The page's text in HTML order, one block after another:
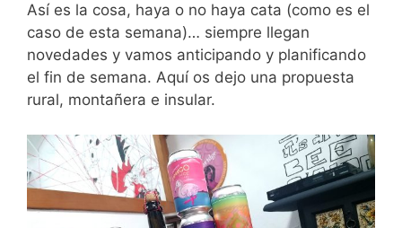
Así es la cosa, haya o no haya cata (como es el
caso de esta semana)… siempre llegan
novedades y vamos anticipando y planificando
el fin de semana. Aquí os dejo una propuesta
rural, montañera e insular.